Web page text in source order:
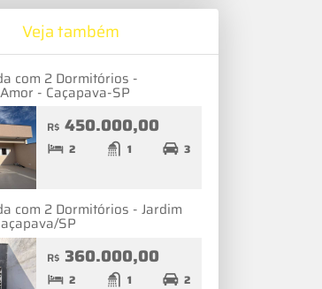
Veja também
com 2 Dormitórios -
- Caçapava-SP
R$ 450.000,00
2 1 3
com 2 Dormitórios - Jardim
SP
R$ 360.000,00
2 1 2